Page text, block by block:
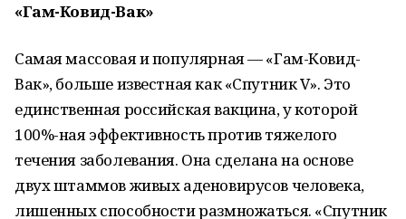
«Гам-Ковид-Вак»
Самая массовая и популярная — «Гам-Ковид-
Вак», больше известная как «Спутник V». Это
единственная российская вакцина, у которой
100%-ная эффективность против тяжелого
течения заболевания. Она сделана на основе
двух штаммов живых аденовирусов человека,
лишенных способности размножаться. «Спутник